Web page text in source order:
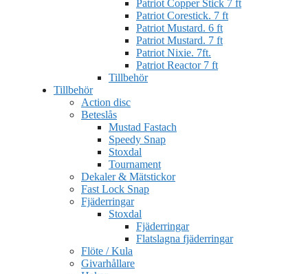
Patriot Copper Stick 7 ft
Patriot Corestick. 7 ft
Patriot Mustard. 6 ft
Patriot Mustard. 7 ft
Patriot Nixie. 7ft.
Patriot Reactor 7 ft
Tillbehör
Tillbehör
Action disc
Beteslås
Mustad Fastach
Speedy Snap
Stoxdal
Tournament
Dekaler & Mätstickor
Fast Lock Snap
Fjäderringar
Stoxdal
Fjäderringar
Flatslagna fjäderringar
Flöte / Kula
Givarhållare